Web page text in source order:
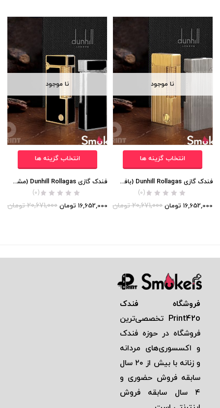
نا موجود
انتخاب گزینه ها
فندک گازی Dunhill Rollagas (بافت خیلی ریز عمودی) اورجینال
(0)
16,652,000 تومان 20,671,000 تومان
نا موجود
انتخاب گزینه ها
فندک گازی Dunhill Rollagas (مشکی لاکی) اورجینال
(0)
16,652,000 تومان 20,671,000 تومان
فروشگاه فندک
Print42o تخصصی‌ترين
فروشگاه در حوزه فندک
و اكسسوری‌های مردانه
و زنانه با بيش از ٢٠ سال
سابقه فروش حضوری و
٤ سال سابقه فروش